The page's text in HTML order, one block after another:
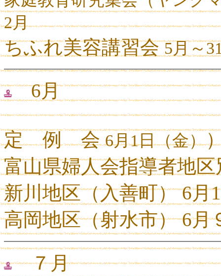
2月
ちふれ美容講習会5月～
6月
定 例 会6月1日（金）
富山県婦人会指導者地
新川地区（入善町） 6
高岡地区（射水市） 6
７月